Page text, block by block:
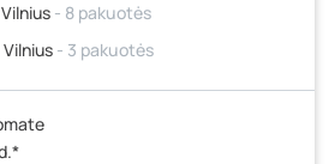
- 8 pakuotės
Vilnius - 3 pakuotės
- 5 pakuotės
k., Vytauto g. 183, Kaunas